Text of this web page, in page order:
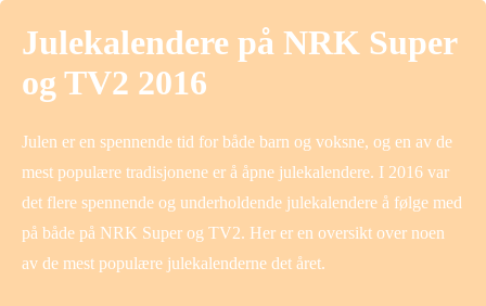
Julekalendere på NRK Super
og TV2 2016
Julen er en spennende tid for både barn og voksne, og en av de
mest populære tradisjonene er å åpne julekalendere. I 2016 var
det flere spennende og underholdende julekalendere å følge med
på både på NRK Super og TV2. Her er en oversikt over noen
av de mest populære julekalenderne det året.